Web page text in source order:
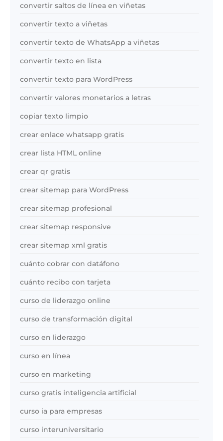
convertir saltos de línea en viñetas
convertir texto a viñetas
convertir texto de WhatsApp a viñetas
convertir texto en lista
convertir texto para WordPress
convertir valores monetarios a letras
copiar texto limpio
crear enlace whatsapp gratis
crear lista HTML online
crear qr gratis
crear sitemap para WordPress
crear sitemap profesional
crear sitemap responsive
crear sitemap xml gratis
cuánto cobrar con datáfono
cuánto recibo con tarjeta
curso de liderazgo online
curso de transformación digital
curso en liderazgo
curso en línea
curso en marketing
curso gratis inteligencia artificial
curso ia para empresas
curso interuniversitario